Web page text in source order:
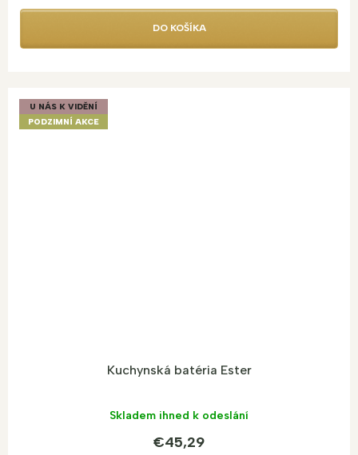
DO KOŠÍKA
U NÁS K VIDĚNÍ
PODZIMNÍ AKCE
Kuchynská batéria Ester
Skladem ihned k odeslání
€45,29